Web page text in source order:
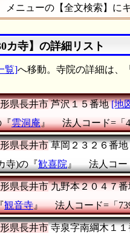
ニューの【全文検索】に
カ寺】の詳細リスト
覧]へ移動。寺院の詳細は、
県長井市芦沢１５番地 [地
『雲洞庵』 法人コード=「
県長井市草岡２３２６番地
寺)の『歓喜院 』 法人コー
県長井市九野本２０４７番
観音寺』 法人コード=「
県長井市寺泉字南綱木１１